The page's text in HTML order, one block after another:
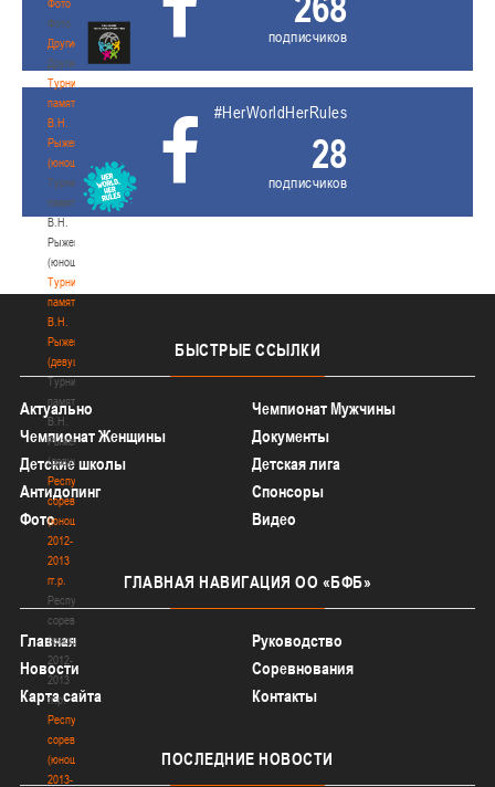
Фото
Фото
Другие
Другие
Турнир
памяти
В.Н.
Рыженкова
(юноши)
Турнир
памяти
В.Н.
Рыженкова
(юноши)
Турнир
памяти
В.Н.
Рыженкова
(девушки)
Турнир
памяти
В.Н.
Рыженкова
(девушки)
Республиканские
соревнования
(юноши)
2012-
2013
гг.р.
Республиканские
соревнования
(юноши)
2012-
2013
гг.р.
Республиканские
соревнования
(юноши)
2013-
подписчиков
#HerWorldHerRules
28
подписчиков
БЫСТРЫЕ ССЫЛКИ
Актуально
Чемпионат Мужчины
Чемпионат Женщины
Документы
Детские школы
Детская лига
Антидопинг
Спонсоры
Фото
Видео
ГЛАВНАЯ НАВИГАЦИЯ ОО «БФБ»
Главная
Руководство
Новости
Соревнования
Карта сайта
Контакты
ПОСЛЕДНИЕ НОВОСТИ